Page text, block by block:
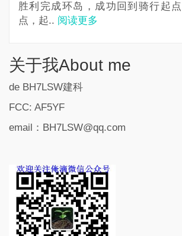
胜利完成环岛，成功回到骑行起
点，起.. 阅读更多
关于我About me
de BH7LSW建科
FCC: AF5YF
email：BH7LSW@qq.com